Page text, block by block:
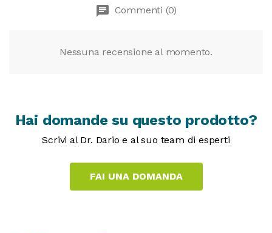
chat Commenti (0)
Nessuna recensione al momento.
Hai domande su questo prodotto?
Scrivi al Dr. Dario e al suo team di esperti